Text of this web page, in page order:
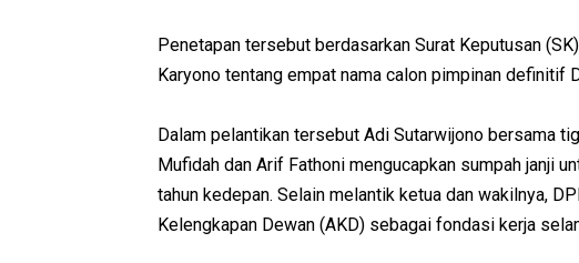
Penetapan tersebut berdasarkan Surat Keputusan
Karyono tentang empat nama calon pimpinan definitif
Dalam pelantikan tersebut Adi Sutarwijono bersama
Mufidah dan Arif Fathoni mengucapkan sumpah janji
tahun kedepan. Selain melantik ketua dan wakilnya,
Kelengkapan Dewan (AKD) sebagai fondasi kerja